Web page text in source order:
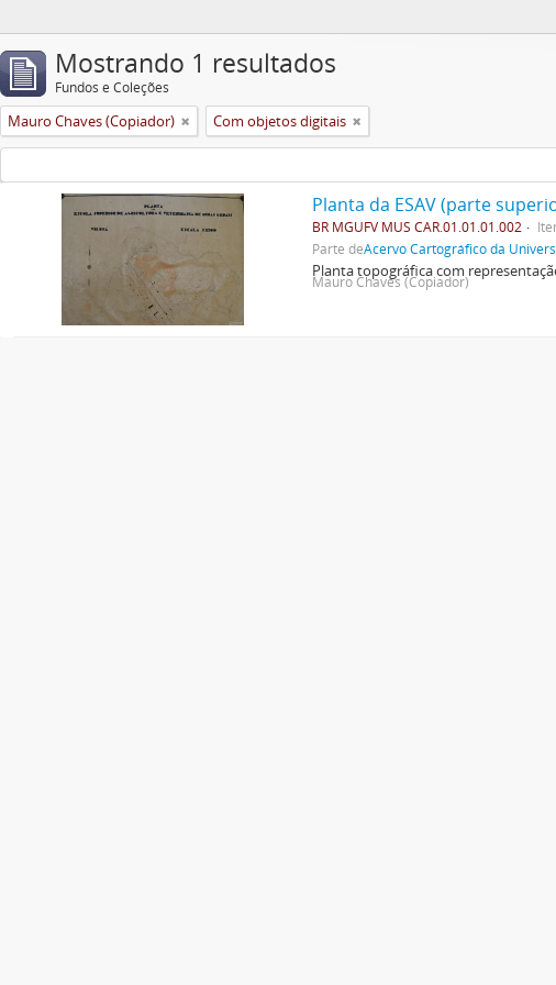
Mostrando 1 resultados
Fundos e Coleções
Mauro Chaves (Copiador) Com objetos digitais
Planta da ESAV (parte
BR MGUFV MUS CAR.01.01.01.002
Parte deAcervo Cartográfico da
Planta topográfica com
Mauro Chaves (Copiador)